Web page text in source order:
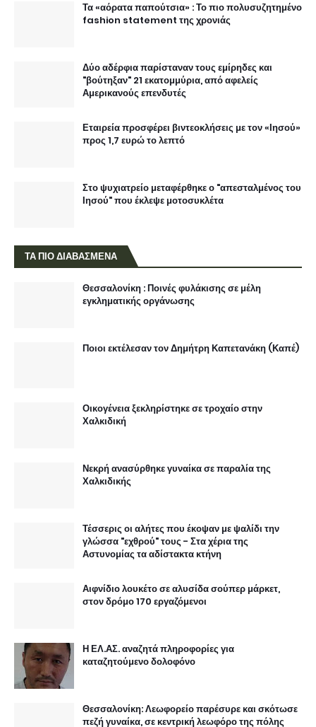
Τα «αόρατα παπούτσια» : Το πιο πολυσυζητημένο
fashion statement της χρονιάς
Δύο αδέρφια παρίσταναν τους εμίρηδες και
"βούτηξαν" 21 εκατομμύρια, από αφελείς
Αμερικανούς επενδυτές
Εταιρεία προσφέρει βιντεοκλήσεις με τον «Ιησού»
προς 1,7 ευρώ το λεπτό
Στο ψυχιατρείο μεταφέρθηκε ο "απεσταλμένος του
Ιησού" που έκλεψε μοτοσυκλέτα
ΤΑ ΠΙΟ ΔΙΑΒΑΣΜΕΝΑ
Θεσσαλονίκη : Ποινές φυλάκισης σε μέλη
εγκληματικής οργάνωσης
Ποιοι εκτέλεσαν τον Δημήτρη Καπετανάκη (Καπέ)
Οικογένεια ξεκληρίστηκε σε τροχαίο στην
Χαλκιδική
Νεκρή ανασύρθηκε γυναίκα σε παραλία της
Χαλκιδικής
Τέσσερις οι αλήτες που έκοψαν με ψαλίδι την
γλώσσα "εχθρού" τους - Στα χέρια της
Αστυνομίας τα αδίστακτα κτήνη
Αιφνίδιο λουκέτο σε αλυσίδα σούπερ μάρκετ,
στον δρόμο 170 εργαζόμενοι
Η ΕΛ.ΑΣ. αναζητά πληροφορίες για
καταζητούμενο δολοφόνο
Θεσσαλονίκη: Λεωφορείο παρέσυρε και σκότωσε
πεζή γυναίκα, σε κεντρική λεωφόρο της πόλης